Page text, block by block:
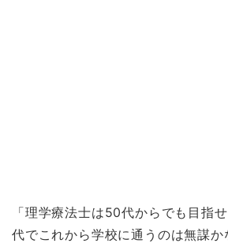
「理学療法士は50代からでも目指
代でこれから学校に通うのは無謀